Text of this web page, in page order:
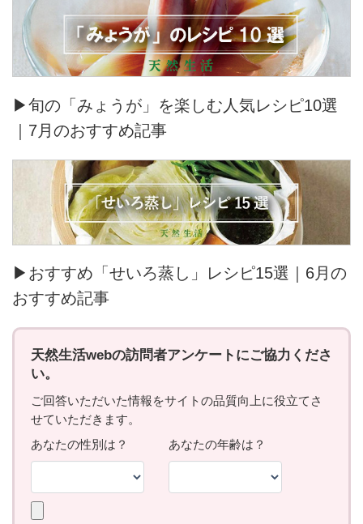
▶旬の「みょうが」を楽しむ人気レシピ10選
｜7月のおすすめ記事
▶おすすめ「せいろ蒸し」レシピ15選｜6月の
おすすめ記事